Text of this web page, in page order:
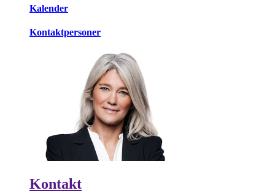
Kalender
Kontaktpersoner
Kontakt